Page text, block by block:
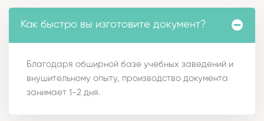
Как быстро вы изготовите документ?
Благодаря обширной базе учебных заведений и
внушительному опыту, производство документа
занимает 1-2 дня.